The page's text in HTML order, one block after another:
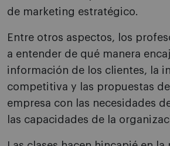
de marketing estratégico.
Entre otros aspectos, los
a entender de qué manera
información de los clientes, la
competitiva y las propuestas
empresa con las necesidades
las capacidades de la